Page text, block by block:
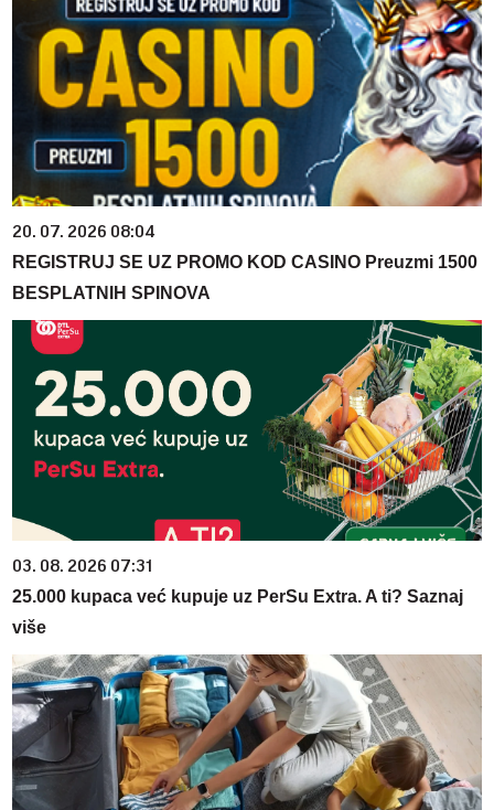
20. 07. 2026 08:04
REGISTRUJ SE UZ PROMO KOD CASINO Preuzmi 1500
BESPLATNIH SPINOVA
03. 08. 2026 07:31
25.000 kupaca već kupuje uz PerSu Extra. A ti? Saznaj
više